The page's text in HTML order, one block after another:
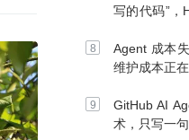
写的代码”，
Agent 成本
维护成本正
GitHub AI
术，只写一